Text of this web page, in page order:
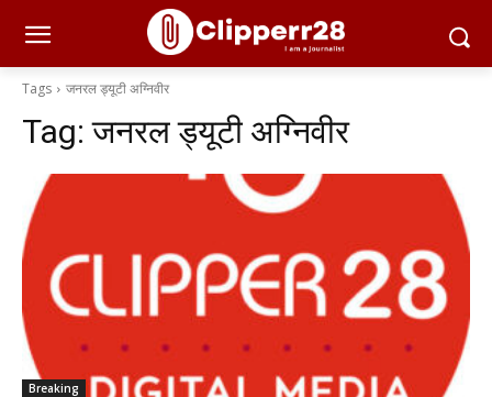
Tags जनरल ड्यूटी अग्निवीर
Tag:जनरल ड्यूटी अग्निवीर
Breaking